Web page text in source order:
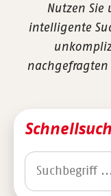
Nutzen Sie
intelligente
nachgefragten